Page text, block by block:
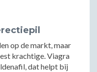
op de markt, maar
krachtige. Viagra
dat helpt bij